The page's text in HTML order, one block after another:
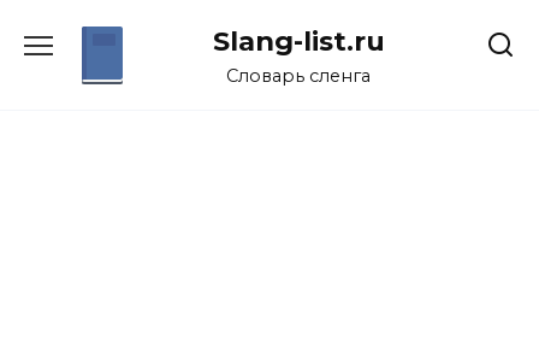
Slang-list.ru
Словарь сленга